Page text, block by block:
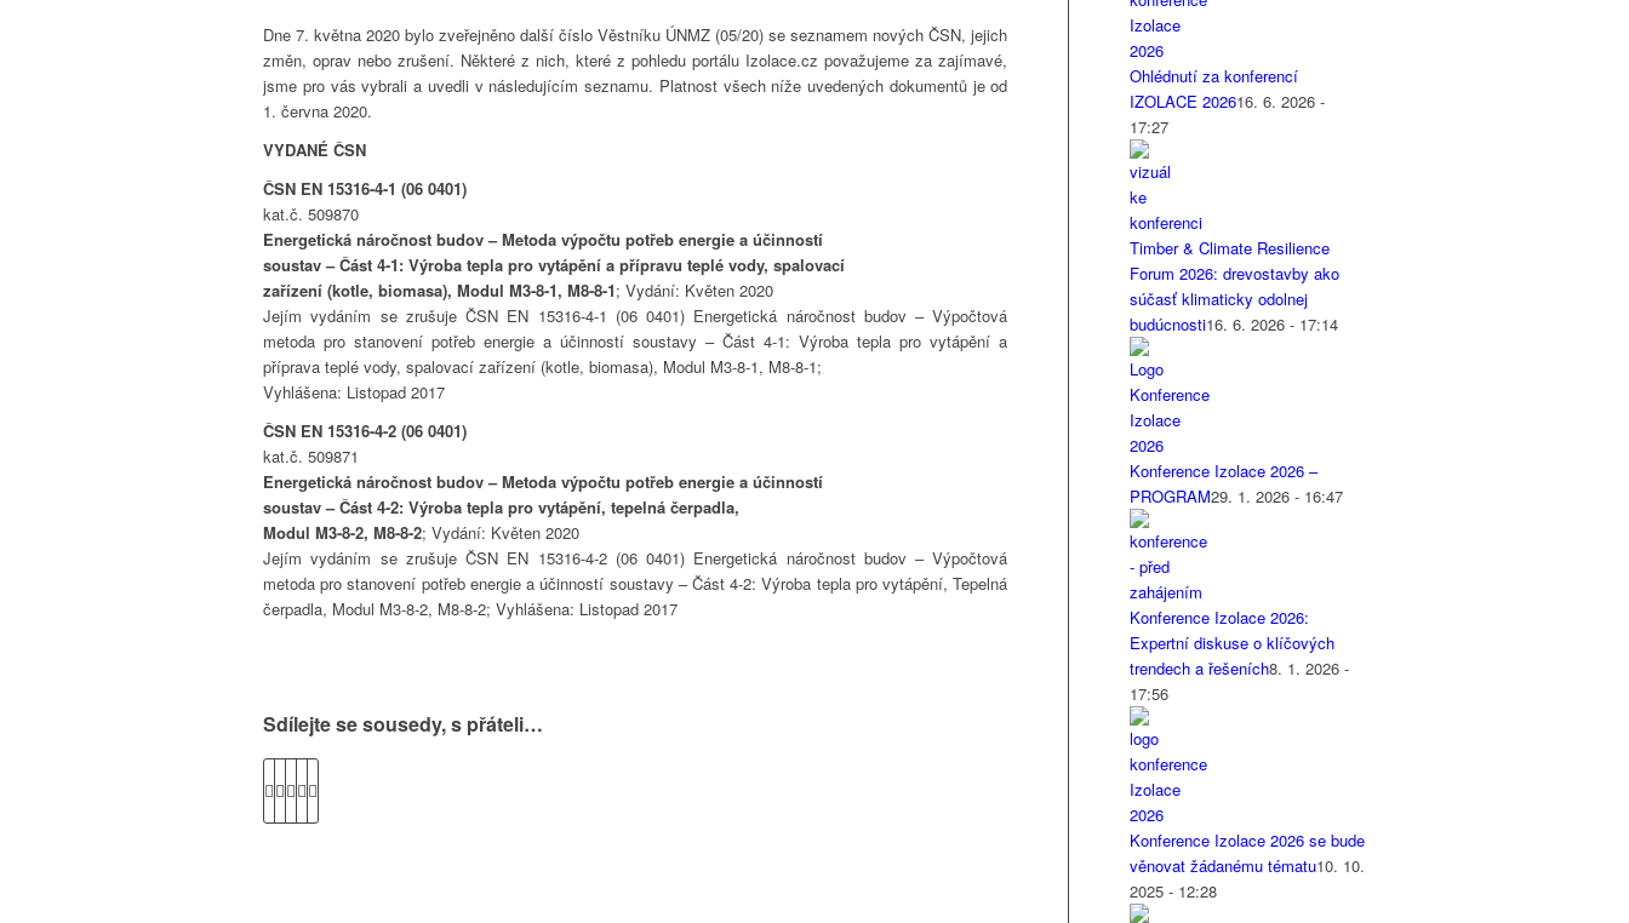
Dne 7. května 2020 bylo zveřejněno další číslo Věstníku ÚNMZ (05/20) se seznamem nových ČSN, jejich
změn, oprav nebo zrušení. Některé z nich, které z pohledu portálu Izolace.cz považujeme za zajímavé,
jsme pro vás vybrali a uvedli v následujícím seznamu. Platnost všech níže uvedených dokumentů je od
1. června 2020.
VYDANÉ ČSN
ČSN EN 15316-4-1 (06 0401)
kat.č. 509870
Energetická náročnost budov – Metoda výpočtu potřeb energie a účinností
soustav – Část 4-1: Výroba tepla pro vytápění a přípravu teplé vody, spalovací
zařízení (kotle, biomasa), Modul M3-8-1, M8-8-1; Vydání: Květen 2020
Jejím vydáním se zrušuje ČSN EN 15316-4-1 (06 0401) Energetická náročnost budov – Výpočtová
metoda pro stanovení potřeb energie a účinností soustavy – Část 4-1: Výroba tepla pro vytápění a
příprava teplé vody, spalovací zařízení (kotle, biomasa), Modul M3-8-1, M8-8-1;
Vyhlášena: Listopad 2017
ČSN EN 15316-4-2 (06 0401)
kat.č. 509871
Energetická náročnost budov – Metoda výpočtu potřeb energie a účinností
soustav – Část 4-2: Výroba tepla pro vytápění, tepelná čerpadla,
Modul M3-8-2, M8-8-2; Vydání: Květen 2020
Jejím vydáním se zrušuje ČSN EN 15316-4-2 (06 0401) Energetická náročnost budov – Výpočtová
metoda pro stanovení potřeb energie a účinností soustavy – Část 4-2: Výroba tepla pro vytápění, Tepelná
čerpadla, Modul M3-8-2, M8-8-2; Vyhlášena: Listopad 2017
Sdílejte se sousedy, s přáteli…
Ohlédnutí za konferencí
IZOLACE 202616. 6. 2026 -
17:27
Timber & Climate Resilience
Forum 2026: drevostavby ako
súčasť klimaticky odolnej
budúcnosti16. 6. 2026 - 17:14
Konference Izolace 2026 –
PROGRAM29. 1. 2026 - 16:47
Konference Izolace 2026:
Expertní diskuse o klíčových
trendech a řešeních8. 1. 2026 -
17:56
Konference Izolace 2026 se bude
věnovat žádanému tématu10. 10.
2025 - 12:28